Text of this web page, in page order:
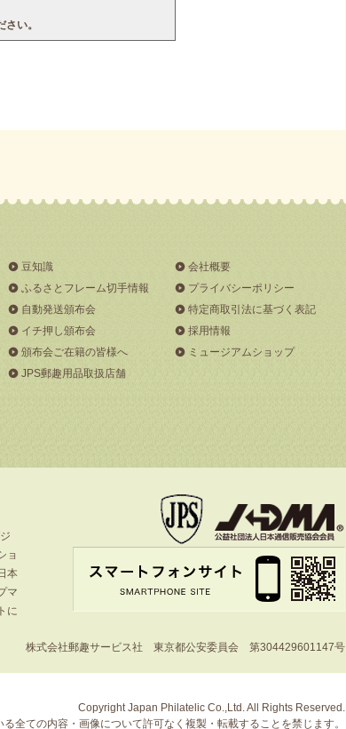
い。
豆知識
ふるさとフレーム切手情報
自動発送頒布会
イチ押し頒布会
頒布会ご在籍の皆様へ
JPS郵趣用品取扱店舗
会社概要
プライバシーポリシー
特定商取引法に基づく表記
採用情報
ミュージアムショップ
ョ
本
マ
に
株式会社郵趣サービス社 東京都公安委員会 第304429601147号
Copyright Japan Philatelic Co.,Ltd. All Rights Reserved.
る全ての内容・画像について許可なく複製・転載することを禁じます。